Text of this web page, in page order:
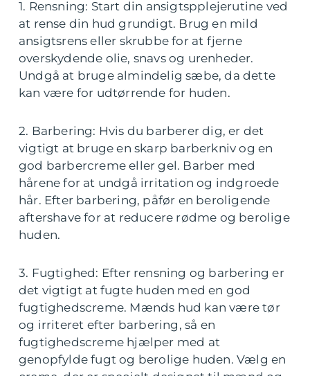
1. Rensning: Start din ansigtspplejerutine ved
at rense din hud grundigt. Brug en mild
ansigtsrens eller skrubbe for at fjerne
overskydende olie, snavs og urenheder.
Undgå at bruge almindelig sæbe, da dette
kan være for udtørrende for huden.
2. Barbering: Hvis du barberer dig, er det
vigtigt at bruge en skarp barberkniv og en
god barbercreme eller gel. Barber med
hårene for at undgå irritation og indgroede
hår. Efter barbering, påfør en beroligende
aftershave for at reducere rødme og berolige
huden.
3. Fugtighed: Efter rensning og barbering er
det vigtigt at fugte huden med en god
fugtighedscreme. Mænds hud kan være tør
og irriteret efter barbering, så en
fugtighedscreme hjælper med at
genopfylde fugt og berolige huden. Vælg en